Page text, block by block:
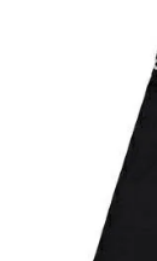
ブランドから選ぶ
SALE品はこちら
INFORMATIOM